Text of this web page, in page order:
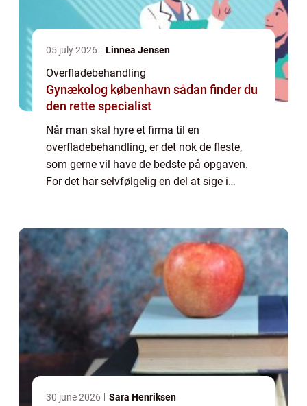
05 july 2026 Linnea Jensen
Overfladebehandling
Gynækolog københavn sådan finder du
den rette specialist
Når man skal hyre et firma til en
overfladebehandling, er det nok de fleste,
som gerne vil have de bedste på opgaven.
For det har selvfølgelig en del at sige i
du s...
30 june 2026 Sara Henriksen